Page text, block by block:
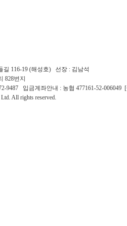
길 116-19 (해성호) 선장 : 김남석
828번지
9487 입금계좌안내 : 농협 477161-52-
All rights reserved.